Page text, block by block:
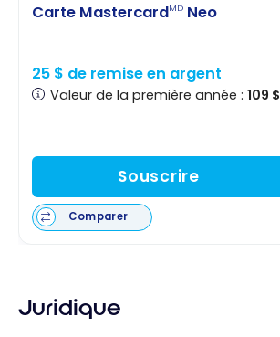
Carte MastercardMD Neo
25 $ de remise en argent
Valeur de la première année :109 $
Souscrire
Comparer
Juridique